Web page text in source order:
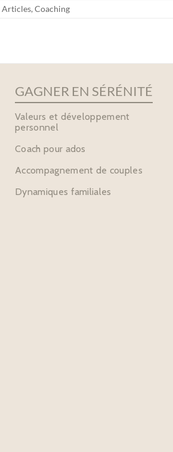
Articles, Coaching
GAGNER EN SÉRÉNITÉ
Valeurs et développement
personnel
Coach pour ados
Accompagnement de couples
Dynamiques familiales